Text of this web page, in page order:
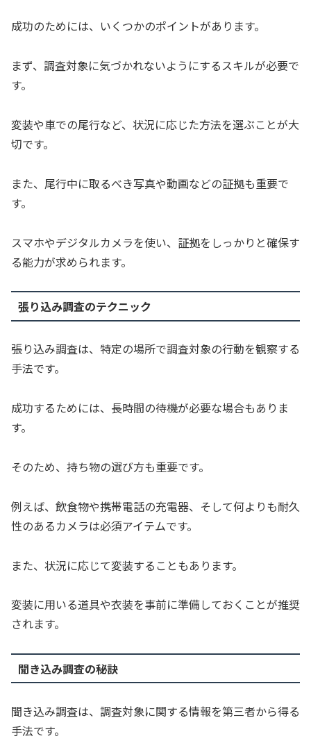
成功のためには、いくつかのポイントがあります。
まず、調査対象に気づかれないようにするスキルが必要で
す。
変装や車での尾行など、状況に応じた方法を選ぶことが大
切です。
また、尾行中に取るべき写真や動画などの証拠も重要で
す。
スマホやデジタルカメラを使い、証拠をしっかりと確保す
る能力が求められます。
張り込み調査のテクニック
張り込み調査は、特定の場所で調査対象の行動を観察する
手法です。
成功するためには、長時間の待機が必要な場合もありま
す。
そのため、持ち物の選び方も重要です。
例えば、飲食物や携帯電話の充電器、そして何よりも耐久
性のあるカメラは必須アイテムです。
また、状況に応じて変装することもあります。
変装に用いる道具や衣装を事前に準備しておくことが推奨
されます。
聞き込み調査の秘訣
聞き込み調査は、調査対象に関する情報を第三者から得る
手法です。